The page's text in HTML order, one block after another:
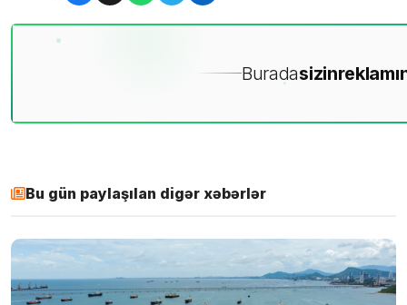
Buradasizin
Bu gün paylaşılan digər xəbərlər